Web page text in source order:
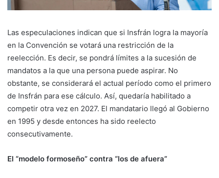
Las especulaciones indican que si Insfrán logra la mayoría
en la Convención se votará una restricción de la
reelección. Es decir, se pondrá límites a la sucesión de
mandatos a la que una persona puede aspirar. No
obstante, se considerará el actual período como el primero
de Insfrán para ese cálculo. Así, quedaría habilitado a
competir otra vez en 2027. El mandatario llegó al Gobierno
en 1995 y desde entonces ha sido reelecto
consecutivamente.
El “modelo formoseño” contra “los de afuera”